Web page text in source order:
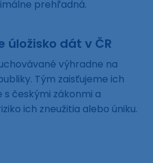
prehľadná.
úložisko dát v ČR
výhradne na
Tým zaisťujeme ich
s českými zákonmi a
ich zneužitia alebo úniku.